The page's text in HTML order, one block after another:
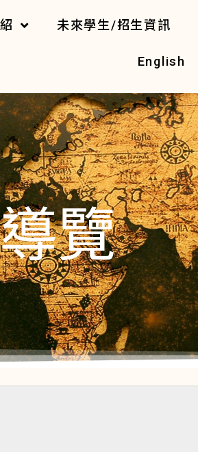
未來學生/招生資訊
English
覽